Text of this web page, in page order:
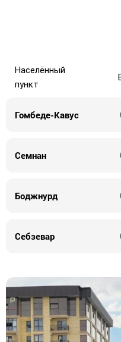
Населённый
пункт
Гомбеде-Кавус
Семнан
Боджнурд
Себзевар